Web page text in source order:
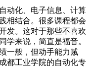
动化、电子信息、计算
相结合。很多课程都会
发。这对于那些不喜欢
学来说，简直是福音。
一般，但动手能力贼
都工业学院的自动化专